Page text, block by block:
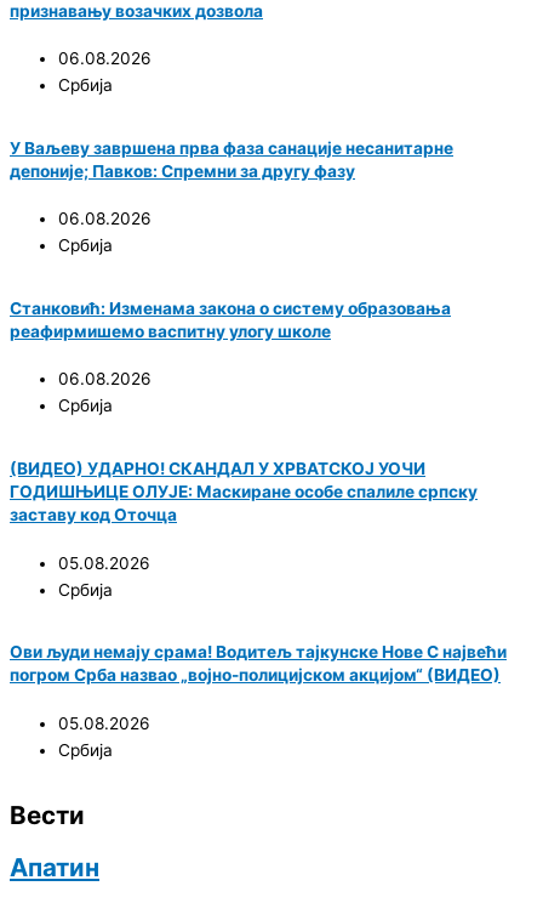
признавању возачких дозвола
06.08.2026
Србија
У Ваљеву завршена прва фаза санације несанитарне
депоније; Павков: Спремни за другу фазу
06.08.2026
Србија
Станковић: Изменама закона о систему образовања
реафирмишемо васпитну улогу школе
06.08.2026
Србија
(ВИДЕО) УДАРНО! СКАНДАЛ У ХРВАТСКОЈ УОЧИ
ГОДИШЊИЦЕ ОЛУЈЕ: Маскиране особе спалиле српску
заставу код Оточца
05.08.2026
Србија
Ови људи немају срама! Водитељ тајкунске Нове С највећи
погром Срба назвао „војно-полицијском акцијом“ (ВИДЕО)
05.08.2026
Србија
Вести
Апатин